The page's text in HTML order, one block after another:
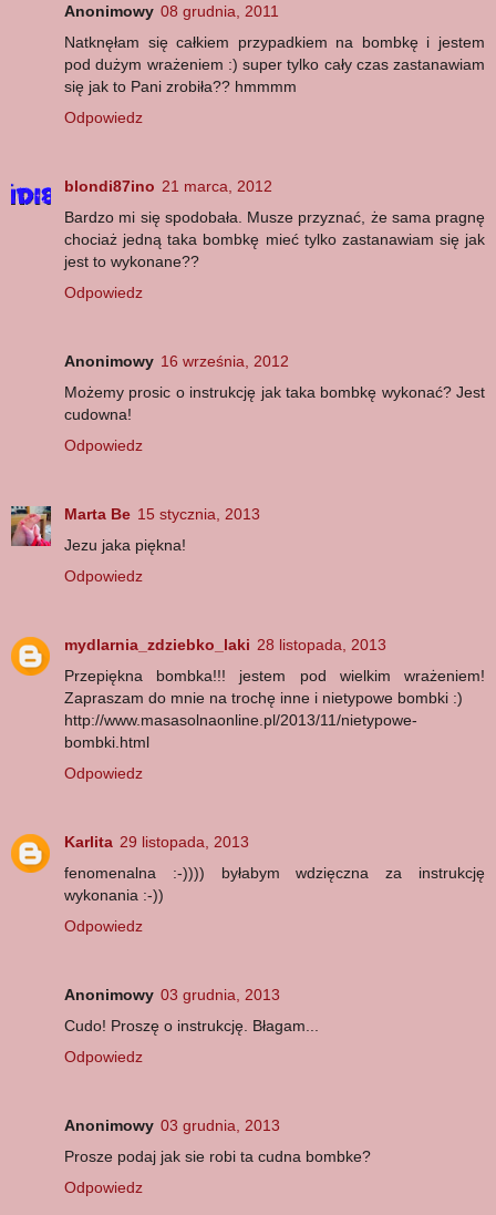
Anonimowy 08 grudnia, 2011
Natknęłam się całkiem przypadkiem na bombkę i jestem
pod dużym wrażeniem :) super tylko cały czas zastanawiam
się jak to Pani zrobiła?? hmmmm
Odpowiedz
blondi87ino 21 marca, 2012
Bardzo mi się spodobała. Musze przyznać, że sama pragnę
chociaż jedną taka bombkę mieć tylko zastanawiam się jak
jest to wykonane??
Odpowiedz
Anonimowy 16 września, 2012
Możemy prosic o instrukcję jak taka bombkę wykonać? Jest
cudowna!
Odpowiedz
Marta Be 15 stycznia, 2013
Jezu jaka piękna!
Odpowiedz
mydlarnia_zdziebko_laki 28 listopada, 2013
Przepiękna bombka!!! jestem pod wielkim wrażeniem!
Zapraszam do mnie na trochę inne i nietypowe bombki :)
http://www.masasolnaonline.pl/2013/11/nietypowe-
bombki.html
Odpowiedz
Karlita 29 listopada, 2013
fenomenalna :-)))) byłabym wdzięczna za instrukcję
wykonania :-))
Odpowiedz
Anonimowy 03 grudnia, 2013
Cudo! Proszę o instrukcję. Błagam...
Odpowiedz
Anonimowy 03 grudnia, 2013
Prosze podaj jak sie robi ta cudna bombke?
Odpowiedz